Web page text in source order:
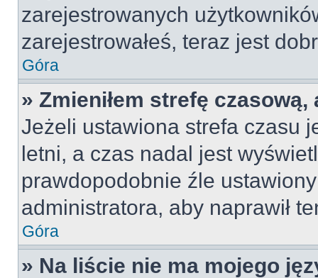
zarejestrowanych
zarejestrowałeś, teraz jest
Góra
» Zmieniłem strefę
Jeżeli ustawiona strefa czasu
letni, a czas nadal jest
prawdopodobnie źle
administratora, aby naprawił
Góra
» Na liście nie ma mojego